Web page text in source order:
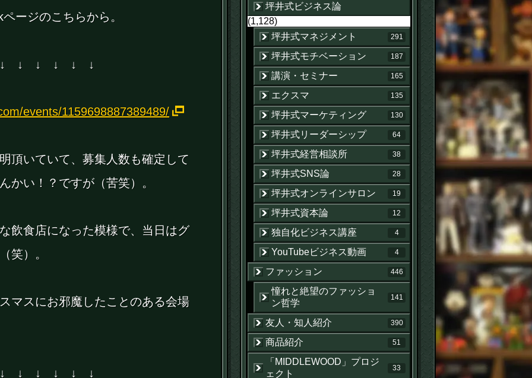
ージのこちらから。
↓ ↓ ↓ ↓ ↓
events/1159698887389489/
頂いていて、募集人数も確定して
かい！？ですが（苦笑）。
飲食店になった模様で、当日はグ
笑）。
マスにお邪魔したことのある会場
↓ ↓ ↓ ↓ ↓
坪井式ビジネス論
(1,128)
坪井式マネジメント
291
坪井式モチベーション 187
講演・セミナー 165
エクスマ 135
坪井式マーケティング 130
坪井式リーダーシップ 64
坪井式経営相談所 38
坪井式SNS論 28
坪井式オンラインサロン 19
坪井式資本論 12
独自化ビジネス講座 4
YouTubeビジネス動画 4
ファッション 446
憧れと絶望のファッショ
ン哲学
141
友人・知人紹介 390
商品紹介 51
「MIDDLEWOOD」プロジ
ェクト
33